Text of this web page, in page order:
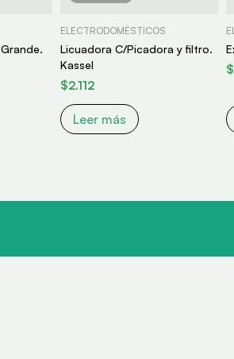
ELECTRODOMÉSTICOS
Licuadora C/Picadora y filtro.
Kassel
$2.112
Leer más
$